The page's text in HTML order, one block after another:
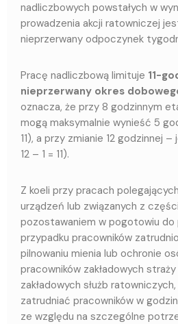
nadliczbowych powstałych w
prowadzenia akcji ratowniczej
nieprzerwany odpoczynek
Pracę nadliczbową limituje 11-
nieprzerwany okres
oznacza, że przy 8 godzinnym
mogą maksymalnie wynieść 5
11), a przy zmianie 12 godzinnej
12 – 1 = 11).
Z koeli przy pracach
urządzeń lub związanych z
pozostawaniem w pogotowiu do
przypadku pracowników
pilnowaniu mienia lub ochronie
pracowników zakładowych
zakładowych służb
zatrudniać pracowników w
ze względu na szczególne